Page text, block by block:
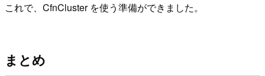
これで、CfnCluster を使う準備ができました。
まとめ